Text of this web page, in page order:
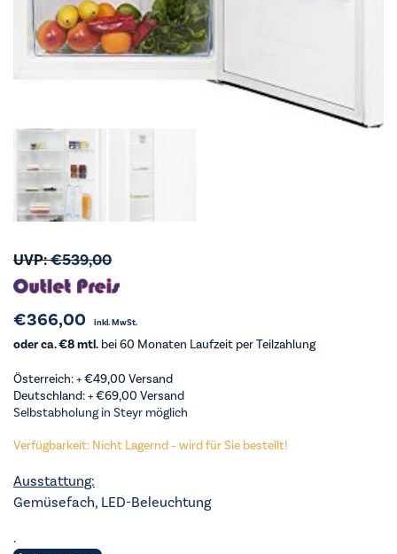
UVP:€539,00
€366,00 inkl. MwSt.
oder ca. €8 mtl. bei 60 Monaten Laufzeit per Teilzahlung
Österreich: +€49,00 Versand
Deutschland: +€69,00 Versand
Selbstabholung in Steyr möglich
Verfügbarkeit: Nicht Lagernd – wird für Sie bestellt!
Ausstattung:
Gemüsefach, LED-Beleuchtung
.